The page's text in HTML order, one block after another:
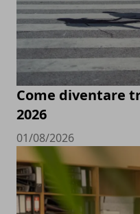
Come diventare
2026
01/08/2026